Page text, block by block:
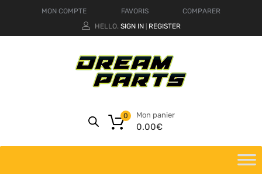
MON COMPTE FAVORIS
COMPARER
HELLO. SIGN IN REGISTER
Mon panier
0.00€
0